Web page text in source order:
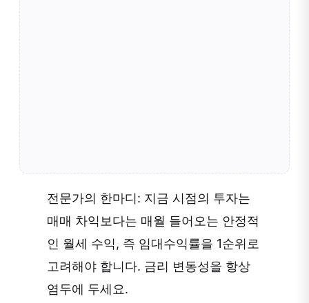
전문가의 한마디: 지금 시점의 투자는
매매 차익보다는 매월 들어오는 안정적
인 월세 수익, 즉 임대수익률을 1순위로
고려해야 합니다. 금리 변동성을 항상
염두에 두세요.